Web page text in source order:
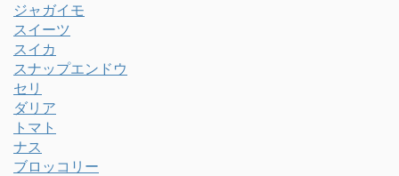
ジャガイモ
スイーツ
スイカ
スナップエンドウ
セリ
ダリア
トマト
ナス
ブロッコリー